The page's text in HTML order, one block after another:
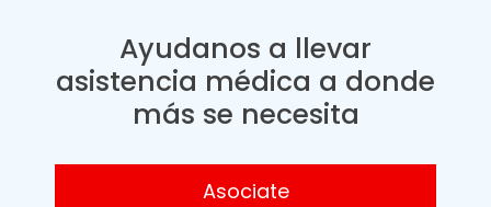
Ayudanos a llevar
asistencia médica a donde
más se necesita
Asociate